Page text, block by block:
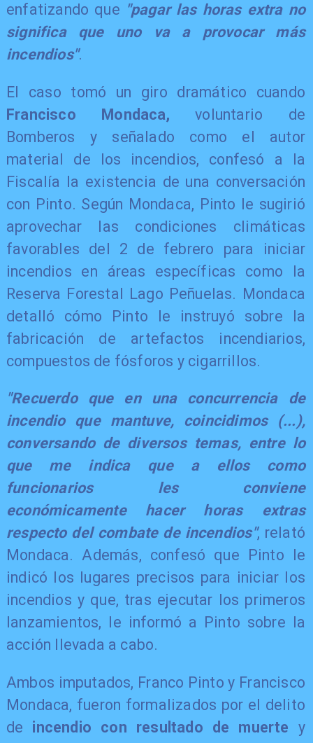
enfatizando que "pagar las horas extra no
significa que uno va a provocar más
incendios".
El caso tomó un giro dramático cuando
Francisco Mondaca, voluntario de
Bomberos y señalado como el autor
material de los incendios, confesó a la
Fiscalía la existencia de una conversación
con Pinto. Según Mondaca, Pinto le sugirió
aprovechar las condiciones climáticas
favorables del 2 de febrero para iniciar
incendios en áreas específicas como la
Reserva Forestal Lago Peñuelas. Mondaca
detalló cómo Pinto le instruyó sobre la
fabricación de artefactos incendiarios,
compuestos de fósforos y cigarrillos.
"Recuerdo que en una concurrencia de
incendio que mantuve, coincidimos (...),
conversando de diversos temas, entre lo
que me indica que a ellos como
funcionarios les conviene
económicamente hacer horas extras
respecto del combate de incendios", relató
Mondaca. Además, confesó que Pinto le
indicó los lugares precisos para iniciar los
incendios y que, tras ejecutar los primeros
lanzamientos, le informó a Pinto sobre la
acción llevada a cabo.
Ambos imputados, Franco Pinto y Francisco
Mondaca, fueron formalizados por el delito
de incendio con resultado de muerte y